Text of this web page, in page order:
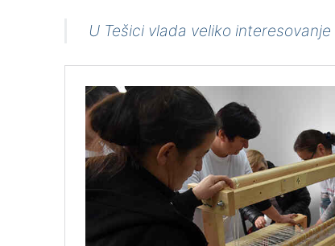
U Tešici vlada veliko